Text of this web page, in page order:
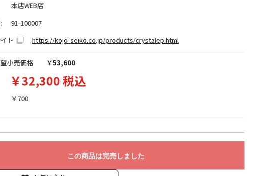
本店WEB店
91-100007
ト
https://kojo-seiko.co.jp/products/crystalep.html
小売価格 ￥53,600
￥32,300 税込
￥700
この商品は完売しました